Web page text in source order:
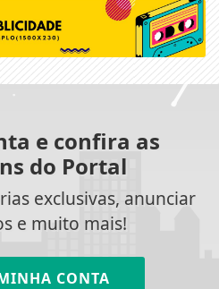
e confira as
do Portal
exclusivas, anunciar
e muito mais!
CONTA